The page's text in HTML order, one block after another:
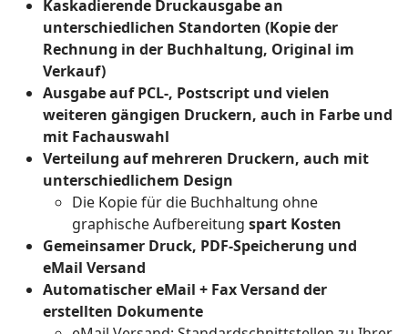
Kaskadierende Druckausgabe an
unterschiedlichen Standorten (Kopie der
Rechnung in der Buchhaltung, Original im
Verkauf)
Ausgabe auf PCL-, Postscript und vielen
weiteren gängigen Druckern, auch in Farbe und
mit Fachauswahl
Verteilung auf mehreren Druckern, auch mit
unterschiedlichem Design
Die Kopie für die Buchhaltung ohne
graphische Aufbereitung spart Kosten
Gemeinsamer Druck, PDF-Speicherung und
eMail Versand
Automatischer eMail + Fax Versand der
erstellten Dokumente